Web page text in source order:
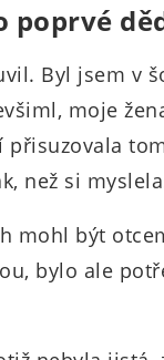
poprvé
Byl jsem v
moje
než si
mohl být
bylo ale